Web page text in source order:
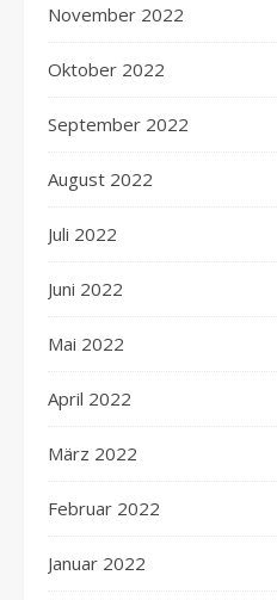
November 2022
Oktober 2022
September 2022
August 2022
Juli 2022
Juni 2022
Mai 2022
April 2022
März 2022
Februar 2022
Januar 2022